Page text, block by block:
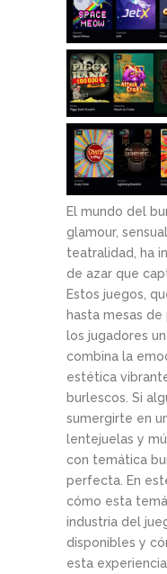
El mundo del
glamour,
teatralidad, ha
de azar que
Estos juegos,
hasta mesas
los jugadores
combina la
estética
burlescos. Si
sumergirte en
lentejuelas y
con temática
perfecta. En
cómo esta
industria del
disponibles y
esta experiencia